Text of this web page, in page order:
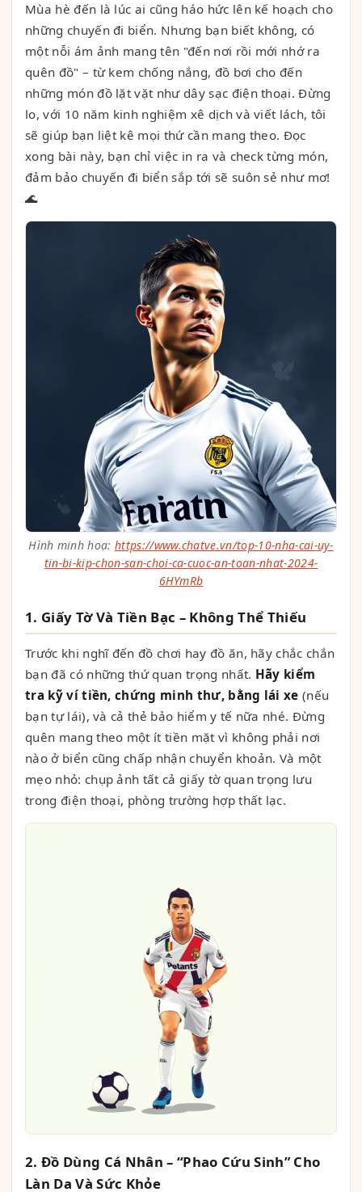
Mùa hè đến là lúc ai cũng háo hức lên kế hoạch cho
những chuyến đi biển. Nhưng bạn biết không, có
một nỗi ám ảnh mang tên "đến nơi rồi mới nhớ ra
quên đồ" – từ kem chống nắng, đồ bơi cho đến
những món đồ lặt vặt như dây sạc điện thoại. Đừng
lo, với 10 năm kinh nghiệm xê dịch và viết lách, tôi
sẽ giúp bạn liệt kê mọi thứ cần mang theo. Đọc
xong bài này, bạn chỉ việc in ra và check từng món,
đảm bảo chuyến đi biển sắp tới sẽ suôn sẻ như mơ!
🌊
Hình minh hoạ: https://www.chatve.vn/top-10-nha-cai-uy-
tin-bi-kip-chon-san-choi-ca-cuoc-an-toan-nhat-2024-
6HYmRb
1. Giấy Tờ Và Tiền Bạc – Không Thể Thiếu
Trước khi nghĩ đến đồ chơi hay đồ ăn, hãy chắc chắn
bạn đã có những thứ quan trọng nhất. Hãy kiểm
tra kỹ ví tiền, chứng minh thư, bằng lái xe (nếu
bạn tự lái), và cả thẻ bảo hiểm y tế nữa nhé. Đừng
quên mang theo một ít tiền mặt vì không phải nơi
nào ở biển cũng chấp nhận chuyển khoản. Và một
mẹo nhỏ: chụp ảnh tất cả giấy tờ quan trọng lưu
trong điện thoại, phòng trường hợp thất lạc.
2. Đồ Dùng Cá Nhân – “Phao Cứu Sinh” Cho
Làn Da Và Sức Khỏe